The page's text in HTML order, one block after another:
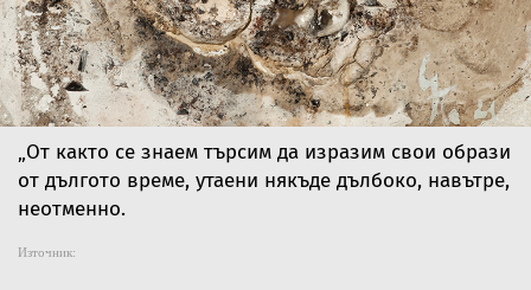
„От както се знаем търсим да изразим свои образи
от дългото време, утаени някъде дълбоко, навътре,
неотменно.
Източник: